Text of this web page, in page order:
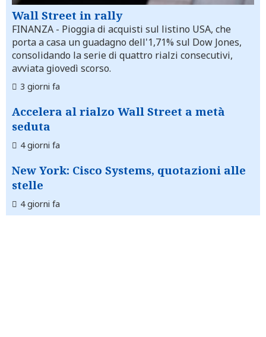
Wall Street in rally
FINANZA - Pioggia di acquisti sul listino USA, che
porta a casa un guadagno dell'1,71% sul Dow Jones,
consolidando la serie di quattro rialzi consecutivi,
avviata giovedì scorso.
3 giorni fa
Accelera al rialzo Wall Street a metà
seduta
4 giorni fa
New York: Cisco Systems, quotazioni alle
stelle
4 giorni fa